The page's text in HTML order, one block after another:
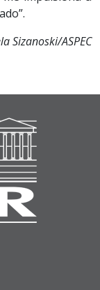
Sizanoski/ASPEC